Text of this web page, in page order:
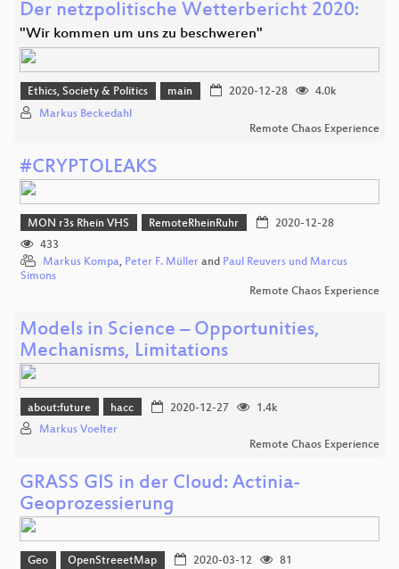
Der netzpolitische Wetterbericht 2020:
"Wir kommen um uns zu beschweren"
Ethics, Society & Politics main 2020-12-28
4.0k
Markus Beckedahl
Remote Chaos Experience
#CRYPTOLEAKS
MON r3s Rhein VHS RemoteRheinRuhr
2020-12-28
433
Markus Kompa, Peter F. Müller and Paul Reuvers und Marcus
Simons
Remote Chaos Experience
Models in Science – Opportunities,
Mechanisms, Limitations
about:future hacc 2020-12-27
1.4k
Markus Voelter
Remote Chaos Experience
GRASS GIS in der Cloud: Actinia-
Geoprozessierung
Geo OpenStreeetMap 2020-03-12
81